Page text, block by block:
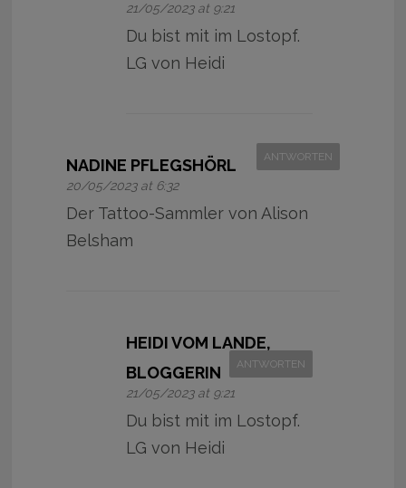
21/05/2023 at 9:21
Du bist mit im Lostopf.
LG von Heidi
NADINE PFLEGSHÖRL
20/05/2023 at 6:32
ANTWORTEN
Der Tattoo-Sammler von Alison
Belsham
HEIDI VOM LANDE,
BLOGGERIN
21/05/2023 at 9:21
ANTWORTEN
Du bist mit im Lostopf.
LG von Heidi